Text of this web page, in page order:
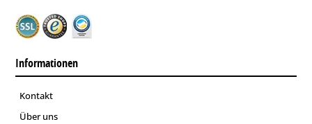
Informationen
Kontakt
Über uns